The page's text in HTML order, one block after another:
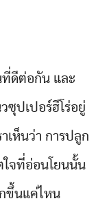
ที่ดีต่อกัน และ
ปเปอร์ฮีโร่อยู่
เห็นว่า การปลูก
ใจที่อ่อนโยนนั้น
ขึ้นแค่ไหน